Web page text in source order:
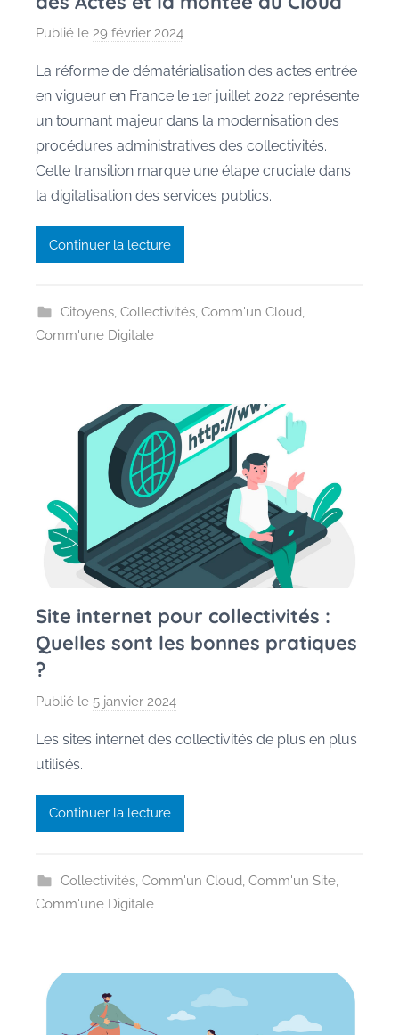
Publié le 29 février 2024
r
M
a
u
r
a
La réforme de dématérialisation des actes entrée
en vigueur en France le 1er juillet 2022 représente
un tournant majeur dans la modernisation des
procédures administratives des collectivités.
Cette transition marque une étape cruciale dans
la digitalisation des services publics.
Continuer la lecture
Citoyens, Collectivités, Comm'un Cloud,
Comm'une Digitale
Site internet pour collectivités :
Quelles sont les bonnes pratiques
?
Publié le 5 janvier 2024
r
e
G
n
Les sites internet des collectivités de plus en plus
utilisés.
Continuer la lecture
Collectivités, Comm'un Cloud, Comm'un Site,
Comm'une Digitale